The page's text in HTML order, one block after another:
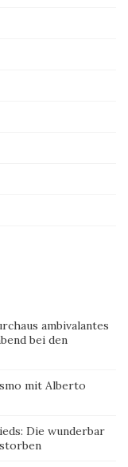
ambivalantes
bei den
mit Alberto
Die wunderbar